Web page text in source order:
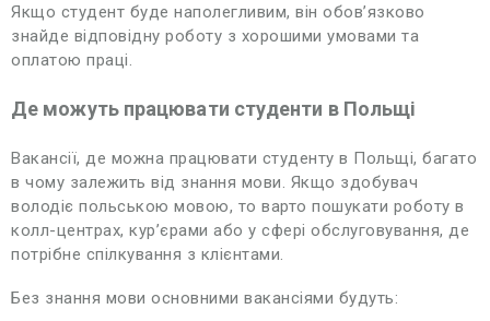
Якщо студент буде наполегливим, він обов’язково
знайде відповідну роботу з хорошими умовами та
оплатою праці.
Де можуть працювати студенти в Польщі
Вакансії, де можна працювати студенту в Польщі, багато
в чому залежить від знання мови. Якщо здобувач
володіє польською мовою, то варто пошукати роботу в
колл-центрах, кур’єрами або у сфері обслуговування, де
потрібне спілкування з клієнтами.
Без знання мови основними вакансіями будуть: